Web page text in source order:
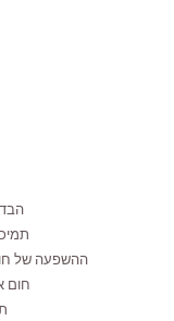
ההשפעה של
חום